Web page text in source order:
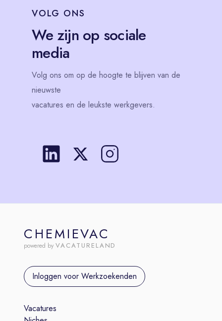
VOLG ONS
We zijn op sociale
media
Volg ons om op de hoogte te blijven van de
nieuwste
vacatures en de leukste werkgevers.
CHEMIEVAC
powered by VACATURELAND
Inloggen voor Werkzoekenden
Vacatures